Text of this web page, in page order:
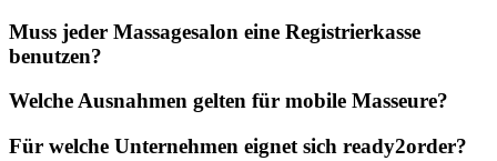
Muss jeder Massagesalon eine Registrierkasse
benutzen?
Welche Ausnahmen gelten für mobile Masseure?
Für welche Unternehmen eignet sich ready2order?